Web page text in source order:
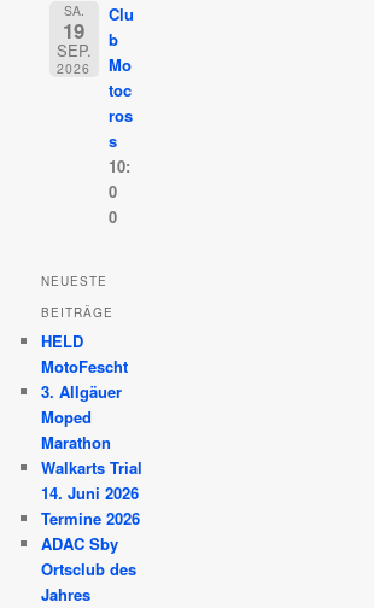
SA.
19
SEP.
2026
Clu
b
Mo
toc
ros
s
10:
0
0
NEUESTE
BEITRÄGE
HELD
MotoFescht
3. Allgäuer
Moped
Marathon
Walkarts Trial
14. Juni 2026
Termine 2026
ADAC Sby
Ortsclub des
Jahres